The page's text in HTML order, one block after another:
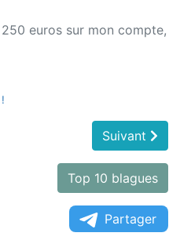
euros sur mon compte,
Suivant
Top 10 blagues
Partager